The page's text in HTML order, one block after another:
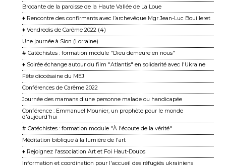
Brocante de la paroisse de la Haute Vallée de La Loue
♦ Rencontre des confirmants avec l’archevêque Mgr Jean-Luc Bouilleret
♦ Vendredis de Carême 2022 (4)
Une journée à Sion (Lorraine)
# Catéchistes : formation module "Dieu demeure en nous"
♦ Soirée échange autour du film "Atlantis" en solidarité avec l'Ukraine
Fête diocésaine du MEJ
Conférences de Carême 2022
Journée des mamans d'une personne malade ou handicapée
Conférence : Emmanuel Mounier, un prophète pour le monde
d'aujourd'hui
# Catéchistes : formation module "À l'écoute de la vérité"
Méditation biblique à la lumière de l'art
♦ Rejoignez l'association Art et Foi Haut-Doubs
Information et coordination pour l'accueil des réfugiés ukrainiens